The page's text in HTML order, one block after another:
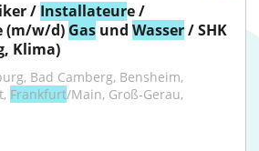
/ Installateure /
(m/w/d) Gas und Wasser / SHK
Klima)
Bad Camberg, Bensheim,
Frankfurt/Main, Groß-Gerau,